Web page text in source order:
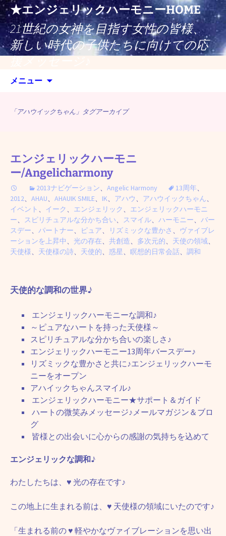
コ
ン
テ
ン
ツ
★エンジェリックハーモニーHOME
21世紀の女神を目指す女性の皆様、
新しい時代の子供たちに向けての応
援メッセージ♪
メニュー
「アハウイックちゃん」タグアーカイブ
エンジェリックハーモニ
ー/Angelicharmony
2013ナビゲーション、 Angelic Harmony 13周年、
2012、 AHAU、 AHAUIK SMILE、 IK、 アハウ、 アハウイックちゃん、
イベント 、 イーク、 エンジェリック、 エンジェリックハーモニ
ー、 スピリチュアルな分かち合い、 スマイル、 ハーモニー、 バー
スデー、 パートナー、 ピュア、 リズミックな豊かさ 、 ヴァイブレ
ーションを上昇中、 光の存在、 共創造、 多次元的、 天使の領域、
天使様、 天使様の詩、 天使的、 惑星、 瞑想的日常会話、 調和
天使的な調和の世界♪
エンジェリックハーモニーな調和♪
～ピュアなハートを持った天使様～
スピリチュアルな分かち合いの楽しさ♪
エンジェリックハーモニー13周年バースデー♪
リズミックな豊かさと共に♪エンジェリックハーモ
ニーをオープン
アハイックちゃんスマイル♪
エンジェリックハーモニー★サポート＆ガイド
ハートの微笑みメッセージ♪メールマガジン＆ブロ
グ
皆様との出会いに心からの感謝の気持ちを込めて
エンジェリックな調和♪
わたしたちは、 ♥ 光の存在です♪
この地上に生まれる前は、 ♥ 天使様の領域にいたのです♪
「生まれる前の ♥ 軽やかなヴァイブレーションを思い出